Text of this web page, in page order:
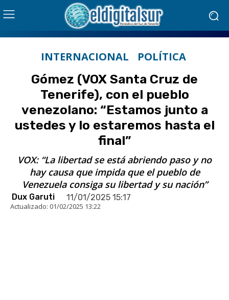
INTERNACIONAL POLÍTICA
Gómez (VOX Santa Cruz de
Tenerife), con el pueblo
venezolano: “Estamos junto a
ustedes y lo estaremos hasta el
final”
VOX: “La libertad se está abriendo paso y no
hay causa que impida que el pueblo de
Venezuela consiga su libertad y su nación”
Dux Garuti 11/01/2025 15:17
Actualizado: 01/02/2025 13:22